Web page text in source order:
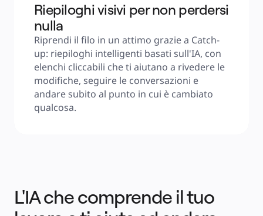
Riepiloghi visivi per non perdersi
nulla
Riprendi il filo in un attimo grazie a Catch-
up: riepiloghi intelligenti basati sull'IA, con
elenchi cliccabili che ti aiutano a rivedere le
modifiche, seguire le conversazioni e
andare subito al punto in cui è cambiato
qualcosa.
L'IA che comprende il tuo